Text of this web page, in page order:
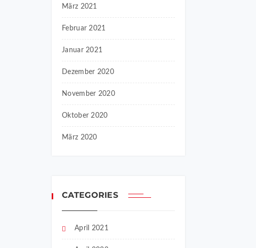
März 2021
Februar 2021
Januar 2021
Dezember 2020
November 2020
Oktober 2020
März 2020
CATEGORIES
April 2021